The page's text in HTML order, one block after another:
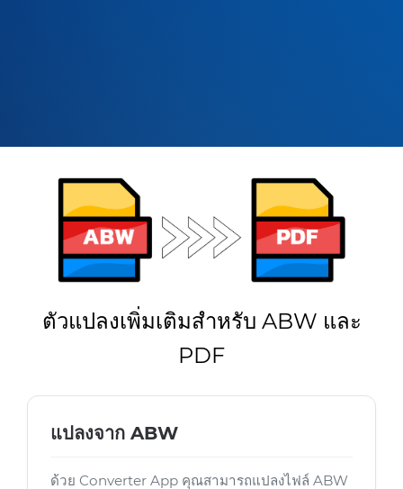
ตัวแปลงเพิ่มเติมสำหรับ ABW และ
PDF
แปลงจาก ABW
ด้วย Converter App คุณสามารถแปลงไฟล์ ABW